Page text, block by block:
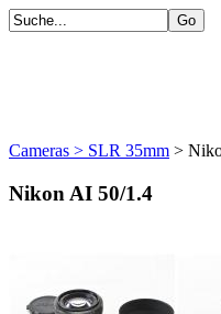
Cameras > SLR 35mm >
Nikon AI 50/1.4